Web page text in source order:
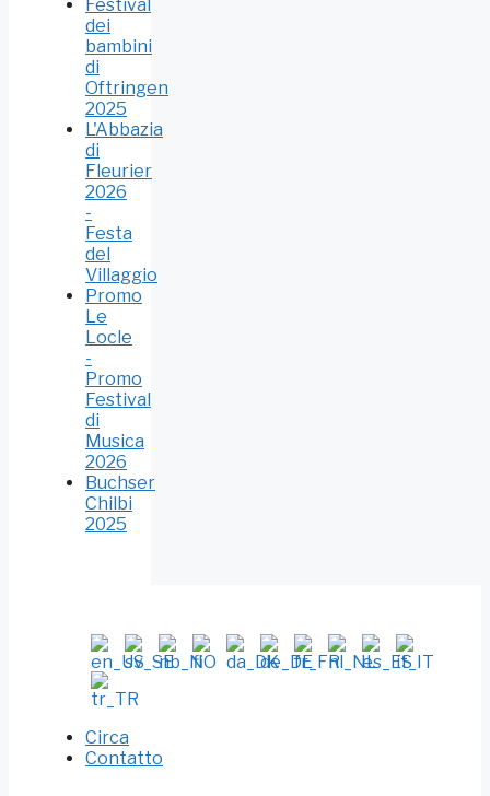
Festival
dei
bambini
di
Oftringen
2025
L'Abbazia
di
Fleurier
2026
-
Festa
del
Villaggio
Promo
Le
Locle
-
Promo
Festival
di
Musica
2026
Buchser
Chilbi
2025
Circa
Contatto